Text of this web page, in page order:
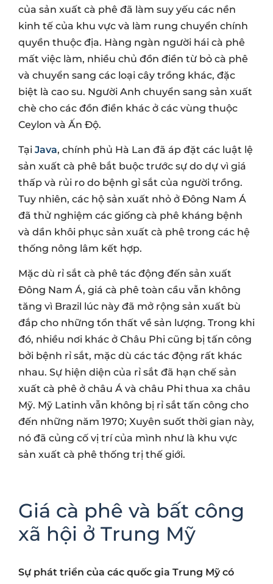
của sản xuất cà phê đã làm suy yếu các nền
kinh tế của khu vực và làm rung chuyển chính
quyền thuộc địa. Hàng ngàn người hái cà phê
mất việc làm, nhiều chủ đồn điền từ bỏ cà phê
và chuyển sang các loại cây trồng khác, đặc
biệt là cao su. Người Anh chuyển sang sản xuất
chè cho các đồn điền khác ở các vùng thuộc
Ceylon và Ấn Độ.
Tại Java, chính phủ Hà Lan đã áp đặt các luật lệ
sản xuất cà phê bắt buộc trước sự do dự vì giá
thấp và rủi ro do bệnh gỉ sắt của người trồng.
Tuy nhiên, các hộ sản xuất nhỏ ở Đông Nam Á
đã thử nghiệm các giống cà phê kháng bệnh
và dần khôi phục sản xuất cà phê trong các hệ
thống nông lâm kết hợp.
Mặc dù rỉ sắt cà phê tác động đến sản xuất
Đông Nam Á, giá cà phê toàn cầu vẫn không
tăng vì Brazil lúc này đã mở rộng sản xuất bù
đắp cho những tổn thất về sản lượng. Trong khi
đó, nhiều nơi khác ở Châu Phi cũng bị tấn công
bởi bệnh rỉ sắt, mặc dù các tác động rất khác
nhau. Sự hiện diện của rỉ sắt đã hạn chế sản
xuất cà phê ở châu Á và châu Phi thua xa châu
Mỹ. Mỹ Latinh vẫn không bị rỉ sắt tấn công cho
đến những năm 1970; Xuyên suốt thời gian này,
nó đã củng cố vị trí của mình như là khu vực
sản xuất cà phê thống trị thế giới.
Giá cà phê và bất công
xã hội ở Trung Mỹ
Sự phát triển của các quốc gia Trung Mỹ có